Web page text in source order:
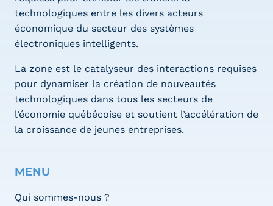
technologiques entre les divers acteurs
économique du secteur des systèmes
électroniques intelligents.
La zone est le catalyseur des interactions requises
pour dynamiser la création de nouveautés
technologiques dans tous les secteurs de
l’économie québécoise et soutient l’accélération de
la croissance de jeunes entreprises.
MENU
Qui sommes-nous ?